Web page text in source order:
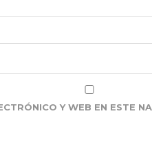
Y WEB EN ESTE